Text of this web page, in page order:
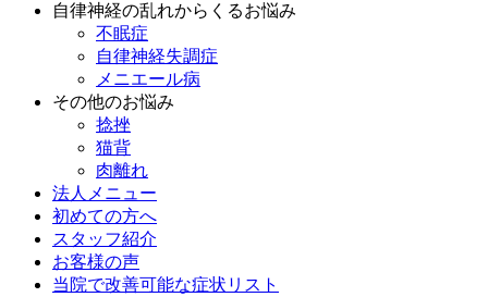
自律神経の乱れからくるお悩み
不眠症
自律神経失調症
メニエール病
その他のお悩み
捻挫
猫背
肉離れ
法人メニュー
初めての方へ
スタッフ紹介
お客様の声
当院で改善可能な症状リスト